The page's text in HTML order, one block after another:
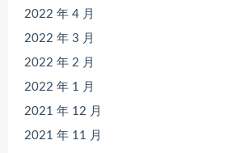
2022 年 4 月
2022 年 3 月
2022 年 2 月
2022 年 1 月
2021 年 12 月
2021 年 11 月